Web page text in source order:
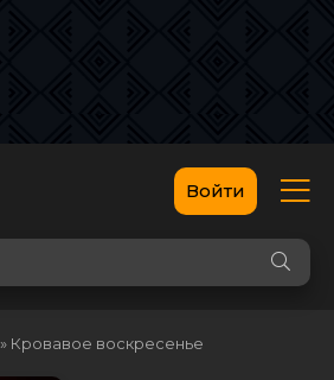
Войти
» Кровавое воскресенье